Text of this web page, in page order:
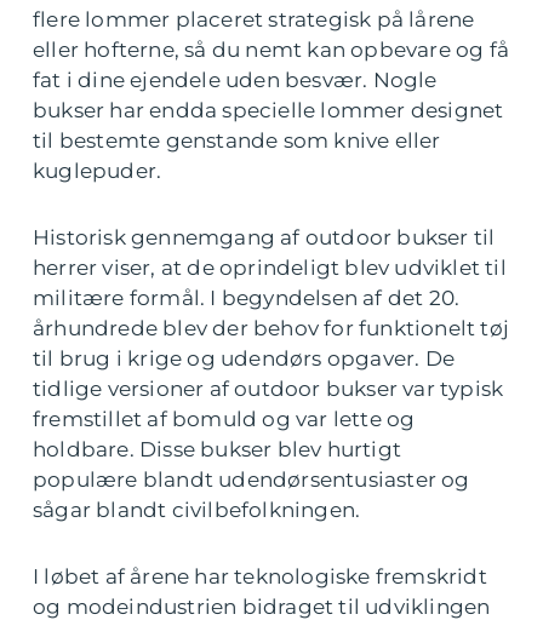
flere lommer placeret strategisk på lårene
eller hofterne, så du nemt kan opbevare og få
fat i dine ejendele uden besvær. Nogle
bukser har endda specielle lommer designet
til bestemte genstande som knive eller
kuglepuder.
Historisk gennemgang af outdoor bukser til
herrer viser, at de oprindeligt blev udviklet til
militære formål. I begyndelsen af det 20.
århundrede blev der behov for funktionelt tøj
til brug i krige og udendørs opgaver. De
tidlige versioner af outdoor bukser var typisk
fremstillet af bomuld og var lette og
holdbare. Disse bukser blev hurtigt
populære blandt udendørsentusiaster og
sågar blandt civilbefolkningen.
I løbet af årene har teknologiske fremskridt
og modeindustrien bidraget til udviklingen